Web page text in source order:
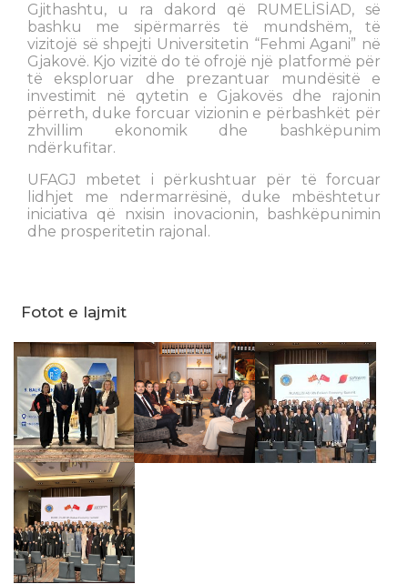
Gjithashtu, u ra dakord që RUMELİSİAD, së
bashku me sipërmarrës të mundshëm, të
vizitojë së shpejti Universitetin “Fehmi Agani” në
Gjakovë. Kjo vizitë do të ofrojë një platformë për
të eksploruar dhe prezantuar mundësitë e
investimit në qytetin e Gjakovës dhe rajonin
përreth, duke forcuar vizionin e përbashkët për
zhvillim ekonomik dhe bashkëpunim
ndërkufitar.
UFAGJ mbetet i përkushtuar për të forcuar
lidhjet me ndermarrësinë, duke mbështetur
iniciativa që nxisin inovacionin, bashkëpunimin
dhe prosperitetin rajonal.
Fotot e lajmit